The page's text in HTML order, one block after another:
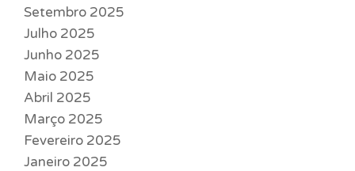
Setembro 2025
Julho 2025
Junho 2025
Maio 2025
Abril 2025
Março 2025
Fevereiro 2025
Janeiro 2025